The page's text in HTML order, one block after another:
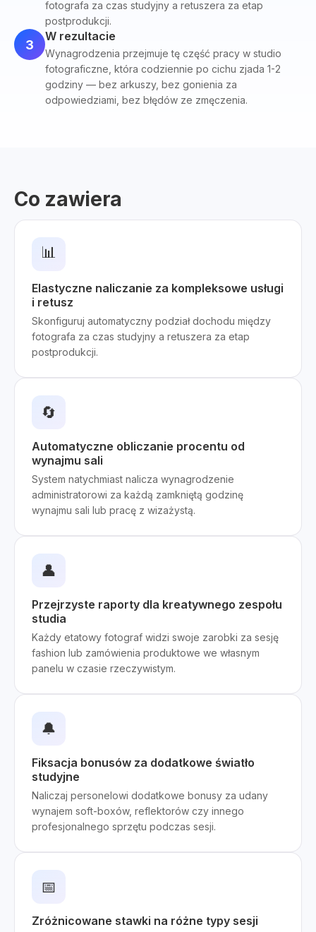
fotografa za czas studyjny a retuszera za etap
postprodukcji.
3
W rezultacie
Wynagrodzenia przejmuje tę część pracy w studio
fotograficzne, która codziennie po cichu zjada 1-2
godziny — bez arkuszy, bez gonienia za
odpowiedziami, bez błędów ze zmęczenia.
Co zawiera
📊
Elastyczne naliczanie za kompleksowe usługi
i retusz
Skonfiguruj automatyczny podział dochodu między
fotografa za czas studyjny a retuszera za etap
postprodukcji.
🔄
Automatyczne obliczanie procentu od
wynajmu sali
System natychmiast nalicza wynagrodzenie
administratorowi za każdą zamkniętą godzinę
wynajmu sali lub pracę z wizażystą.
👤
Przejrzyste raporty dla kreatywnego zespołu
studia
Każdy etatowy fotograf widzi swoje zarobki za sesję
fashion lub zamówienia produktowe we własnym
panelu w czasie rzeczywistym.
🔔
Fiksacja bonusów za dodatkowe światło
studyjne
Naliczaj personelowi dodatkowe bonusy za udany
wynajem soft-boxów, reflektorów czy innego
profesjonalnego sprzętu podczas sesji.
📅
Zróżnicowane stawki na różne typy sesji